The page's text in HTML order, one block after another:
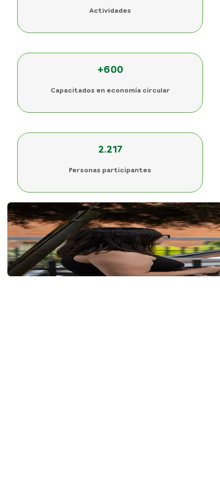
Actividades
+600
Capacitados en economía circular
2.217
Personas participantes